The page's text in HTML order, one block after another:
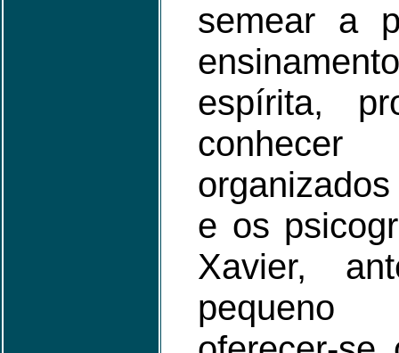
semear a
espírita,
e os
Xavier,
pequeno